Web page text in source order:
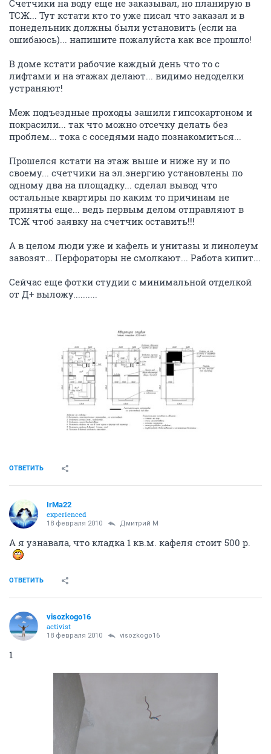
ОТВЕТИТЬ
Aleno4ka2008
veteran
ОТВЕТИТЬ
visozkogo16
activist
TaNuSHkInA
Здравствуйте соседи! Наконец то добрался до
форума, а то за день бывает по три раза на квартиру
мотаюсь!
Тем кто собрался кафель и прочее подсчитать по
студии, держите в помощь мои наброски! Можете
подглядеть!
мне надо, но сделали! в субботу будем
переделывать!!!
Ключик от щитка я себе сделал, электросчетчик
установили... провода везде присутствуют и
автоматы кстати в щитке тоже!!! Вообщем свет есть!
Воды пока холодной нет почему то!
перегородки делать!
В квартире очень тепло!!!
Отделку еще не начали... отделочники считают и
мебельщики!
С компанией Соболь дел не имел... но могу сказать
примерно их тарифы: отделку оконного проема с
подоконником 3500р... за большую перегородку что
видна на моем плене около 20000р (с материалами и
со шпатлевкой)... по моему дороговато...
По качеству ничего сказать не могу... самому
интересно!
ТСЖ... Тут кстати кто то уже писал что заказал и в
понедельник должны были установить (если на
ошибаюсь)... напишите пожалуйста как все прошло!
В доме кстати рабочие каждый день что то с
лифтами и на этажах делают... видимо недоделки